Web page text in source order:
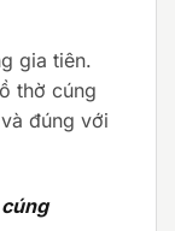
gia tiên.
thờ cúng
đúng với